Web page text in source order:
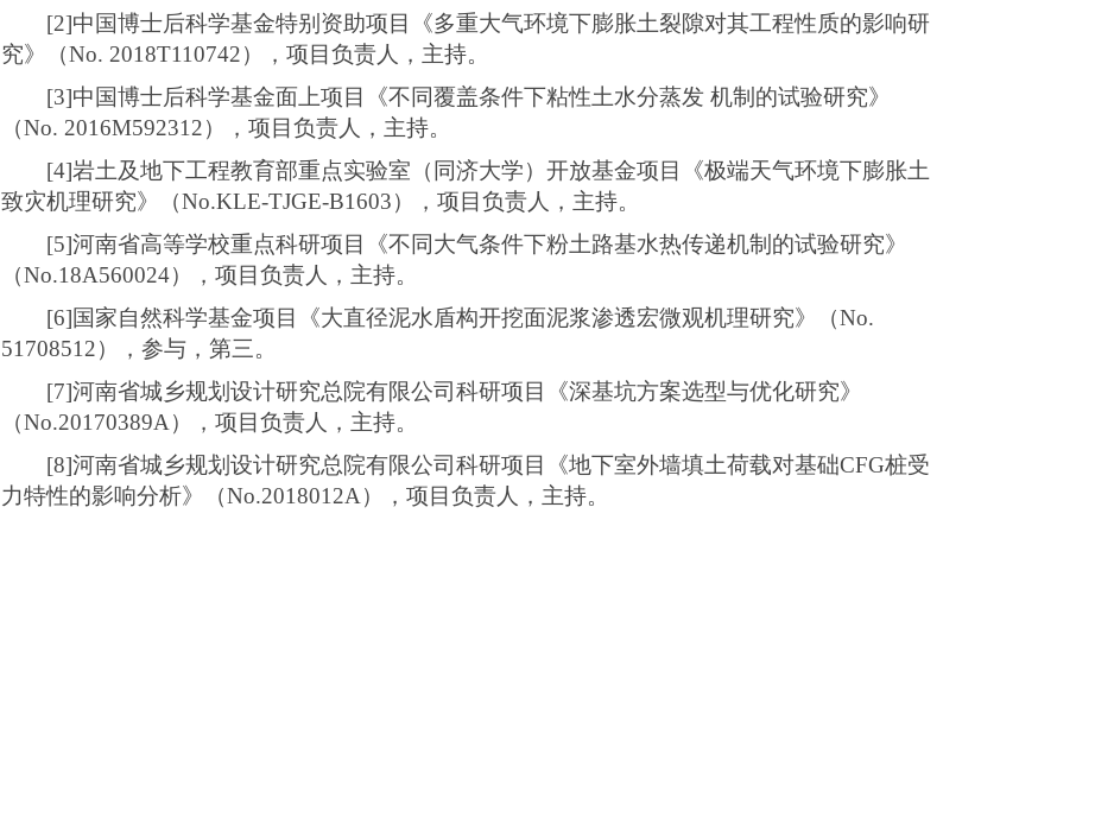
[2]中国博士后科学基金特别资助项目《多重大气环境下膨胀土裂隙对其工程性质的影响研
究》（No. 2018T110742），项目负责人，主持。
[3]中国博士后科学基金面上项目《不同覆盖条件下粘性土水分蒸发 机制的试验研究》
（No. 2016M592312），项目负责人，主持。
[4]岩土及地下工程教育部重点实验室（同济大学）开放基金项目《极端天气环境下膨胀土
致灾机理研究》（No.KLE-TJGE-B1603），项目负责人，主持。
[5]河南省高等学校重点科研项目《不同大气条件下粉土路基水热传递机制的试验研究》
（No.18A560024），项目负责人，主持。
[6]国家自然科学基金项目《大直径泥水盾构开挖面泥浆渗透宏微观机理研究》（No.
51708512），参与，第三。
[7]河南省城乡规划设计研究总院有限公司科研项目《深基坑方案选型与优化研究》
（No.20170389A ），项目负责人，主持。
[8]河南省城乡规划设计研究总院有限公司科研项目《地下室外墙填土荷载对基础CFG桩受
力特性的影响分析》（No.2018012A ），项目负责人，主持。